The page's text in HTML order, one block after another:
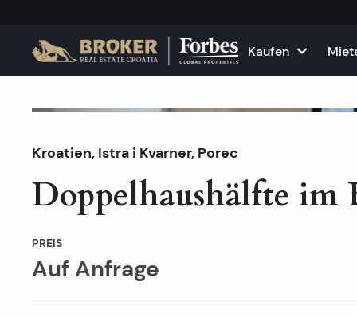
Kaufen
Häuser und Villen
Wohnungen
Grundstücke
Alle
Häuser und
Kroatien, Istra i Kvarner, Porec
Doppelhaushälfte im
PREIS
Auf Anfrage